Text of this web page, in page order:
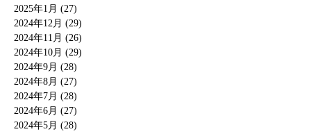
2025年1月 (27)
2024年12月 (29)
2024年11月 (26)
2024年10月 (29)
2024年9月 (28)
2024年8月 (27)
2024年7月 (28)
2024年6月 (27)
2024年5月 (28)